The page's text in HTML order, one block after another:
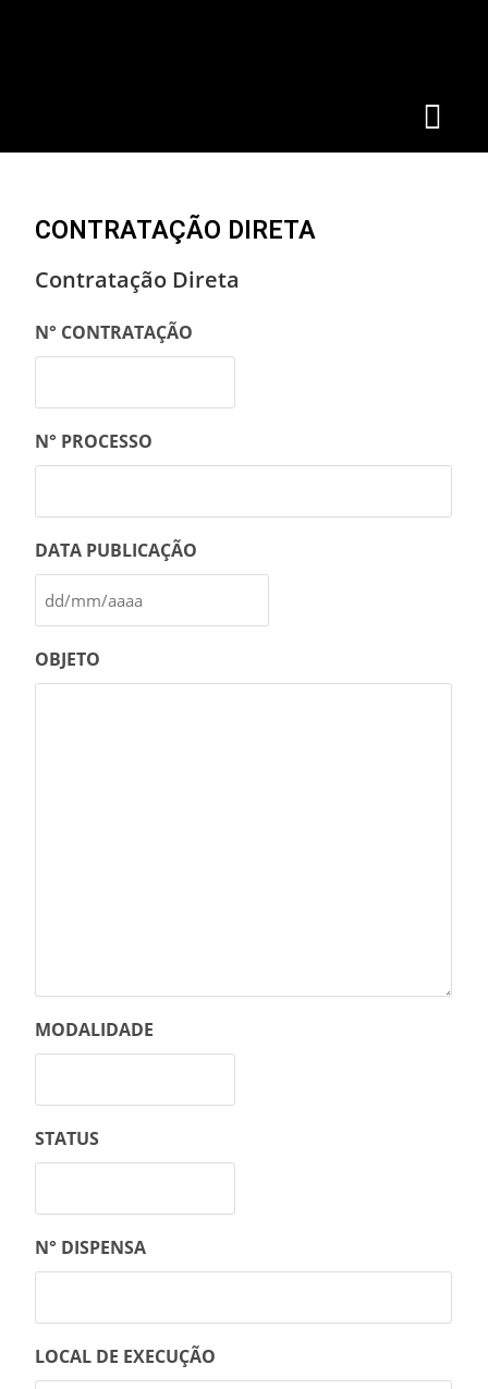
CONTRATAÇÃO DIRETA
Contratação Direta
N° CONTRATAÇÃO
N° PROCESSO
DATA PUBLICAÇÃO
OBJETO
MODALIDADE
STATUS
N° DISPENSA
LOCAL DE EXECUÇÃO